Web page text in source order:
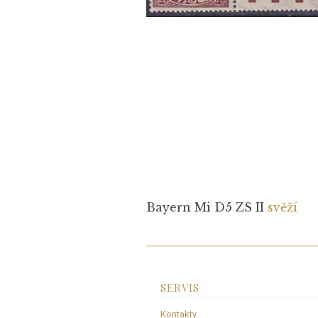
Bayern Mi D5 ZS II svěží
SERVIS
Kontakty